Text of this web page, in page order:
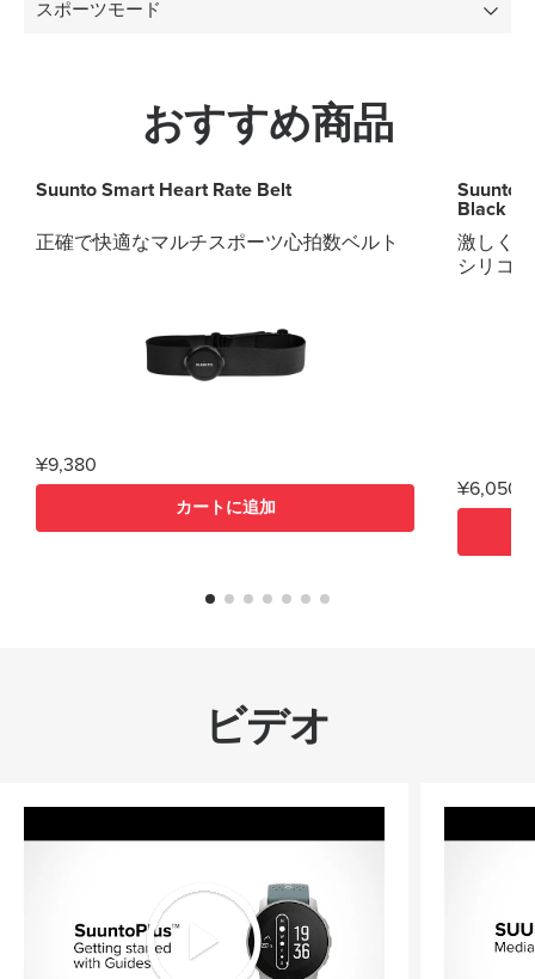
スポーツモード
おすすめ商品
Suunto Smart Heart Rate Belt
正確で快適なマルチスポーツ心拍数ベルト
¥9,380
カートに追加
Suunto
Black
激しく
シリコンストラ
サイズ、14g
120-220mmに
¥6,050
ビデオ